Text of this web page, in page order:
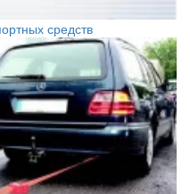
средств